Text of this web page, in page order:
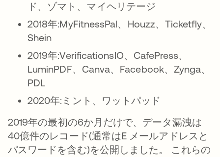
ド、ゾマト、マイヘリテージ
2018年:MyFitnessPal、Houzz、Ticketfly、
Shein
2019年:VerificationsIO、CafePress、
LuminPDF、Canva、Facebook、Zynga、
PDL
2020年:ミント、ワットパッド
2019年の最初の6か月だけで、データ漏洩は
40億件のレコード(通常はE メールアドレスと
パスワードを含む)を公開しました。 これらの